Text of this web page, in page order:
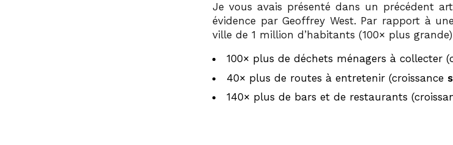
Je vous avais présenté dans un précédent
évidence par Geoffrey West. Par rapport à
ville de 1 million d’habitants (100× plus
100× plus de déchets ménagers à collecter
40× plus de routes à entretenir (croissance
140× plus de bars et de restaurants